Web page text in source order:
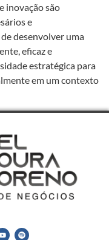
inovação são
e
desenvolver uma
eficaz e
estratégica para
em um contexto